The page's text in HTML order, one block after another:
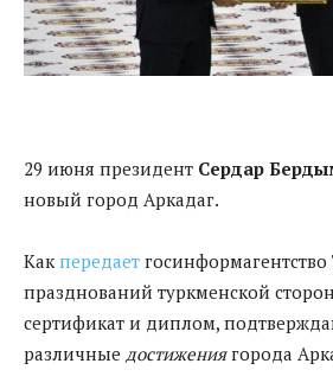
29 июня президент Сердар
новый город Аркадаг.
Как передает
празднований туркменской
сертификат и диплом,
различные достижениягорода